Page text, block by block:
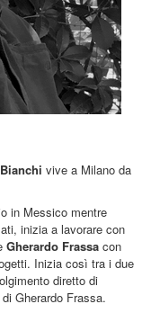
vive a Milano da
in Messico mentre
inizia a lavorare con
Gherardo Frassa con
Inizia così tra i due
diretto di
di Gherardo Frassa.